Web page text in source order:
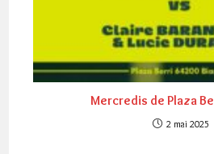
Mercredis de Plaza
2 mai 2025